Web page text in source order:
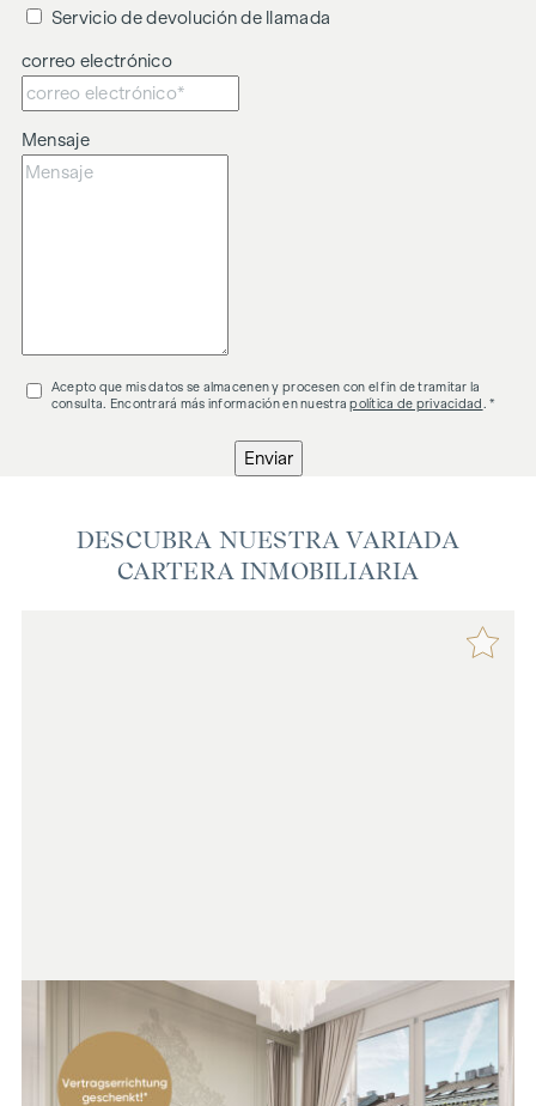
Servicio de devolución de llamada
correo electrónico
Mensaje
Acepto que mis datos se almacenen y procesen con el fin de tramitar la
consulta. Encontrará más información en nuestrapolítica de privacidad . *
Enviar
DESCUBRA NUESTRA VARIADA
CARTERA INMOBILIARIA